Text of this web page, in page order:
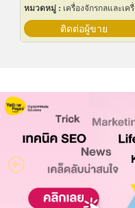
หมวดหมู่ : เครื่องจักรกลและเครื่องมือกล
ติดต่อผู้ขาย